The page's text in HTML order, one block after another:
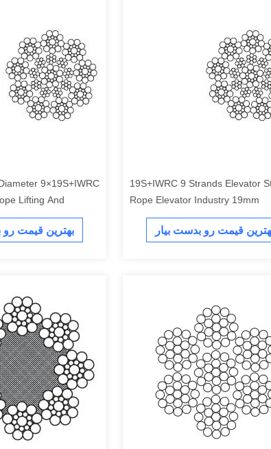
9×19S+IWRC 9 Strands Elevator Steel
Rope Elevator Industry 19mm
قیمت رو بدست بیار
Lifting And
بهترین قیمت رو